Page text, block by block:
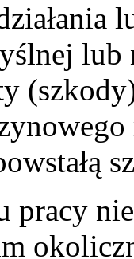
lub
pracy